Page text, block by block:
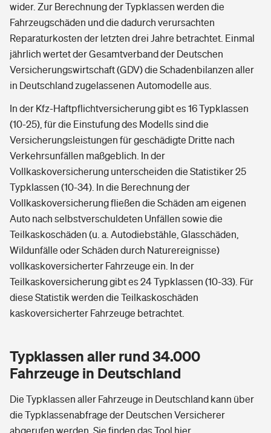
wider. Zur Berechnung der Typklassen werden die
Fahrzeugschäden und die dadurch verursachten
Reparaturkosten der letzten drei Jahre betrachtet. Einmal
jährlich wertet der Gesamtverband der Deutschen
Versicherungswirtschaft (GDV) die Schadenbilanzen aller
in Deutschland zugelassenen Automodelle aus.
In der Kfz-Haftpflichtversicherung gibt es 16 Typklassen
(10-25), für die Einstufung des Modells sind die
Versicherungsleistungen für geschädigte Dritte nach
Verkehrsunfällen maßgeblich. In der
Vollkaskoversicherung unterscheiden die Statistiker 25
Typklassen (10-34). In die Berechnung der
Vollkaskoversicherung fließen die Schäden am eigenen
Auto nach selbstverschuldeten Unfällen sowie die
Teilkaskoschäden (u. a. Autodiebstähle, Glasschäden,
Wildunfälle oder Schäden durch Naturereignisse)
vollkaskoversicherter Fahrzeuge ein. In der
Teilkaskoversicherung gibt es 24 Typklassen (10-33). Für
diese Statistik werden die Teilkaskoschäden
kaskoversicherter Fahrzeuge betrachtet.
Typklassen aller rund 34.000
Fahrzeuge in Deutschland
Die Typklassen aller Fahrzeuge in Deutschland kann über
die Typklassenabfrage der Deutschen Versicherer
abgerufen werden. Sie finden das Tool hier.